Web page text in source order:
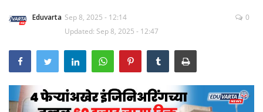
Eduvarta Sep 8, 2025 - 12:14
Updated: Sep 8, 2025 - 12:47
0